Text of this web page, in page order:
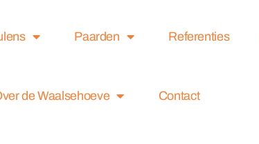
Paarden Referenties
de Waalsehoeve Contact